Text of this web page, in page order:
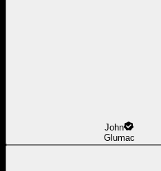
John
Glumac